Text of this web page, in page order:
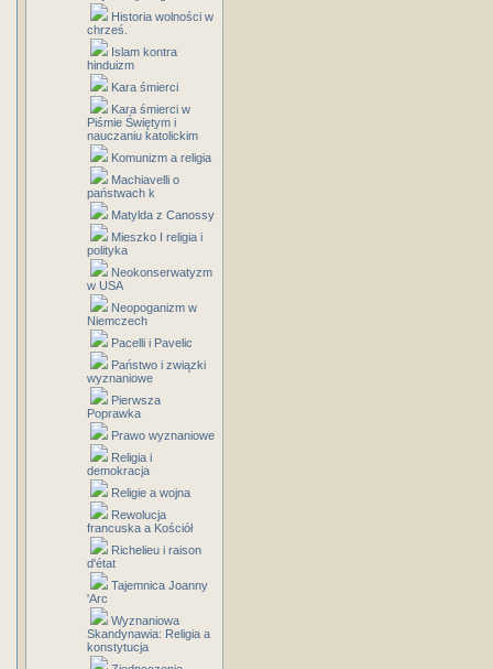
Historia wolności w
chrześ.
Islam kontra
hinduizm
Kara śmierci
Kara śmierci w
Piśmie Świętym i
nauczaniu katolickim
Komunizm a religia
Machiavelli o
państwach k
Matylda z Canossy
Mieszko I religia i
polityka
Neokonserwatyzm
w USA
Neopoganizm w
Niemczech
Pacelli i Pavelic
Państwo i związki
wyznaniowe
Pierwsza
Poprawka
Prawo wyznaniowe
Religia i
demokracja
Religie a wojna
Rewolucja
francuska a Kościół
Richelieu i raison
d'état
Tajemnica Joanny
'Arc
Wyznaniowa
Skandynawia: Religia a
konstytucja